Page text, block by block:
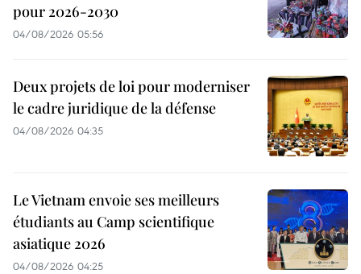
pour 2026-2030
04/08/2026 05:56
Deux projets de loi pour moderniser
le cadre juridique de la défense
04/08/2026 04:35
Le Vietnam envoie ses meilleurs
étudiants au Camp scientifique
asiatique 2026
04/08/2026 04:25